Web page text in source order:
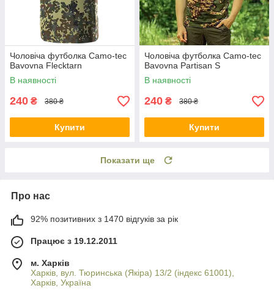
Чоловіча футболка Camo-tec
Bavovna Flecktarn
В наявності
240 ₴ 380 ₴
Купити
Чоловіча футболка Camo-tec
Bavovna Partisan S
В наявності
240 ₴ 380 ₴
Купити
Показати ще
Про нас
92% позитивних з 1470 відгуків за рік
Працює з 19.12.2011
м. Харків
Харків, вул. Тюринська (Якіра) 13/2 (індекс 61001),
Харків, Україна